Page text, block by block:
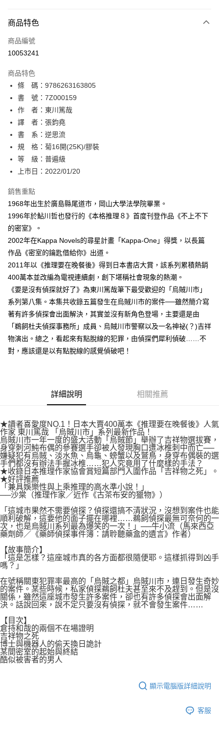
信用卡一次付款
超商取貨付款
相關說明
【關於「AFTEE先享後付」】
AFTEE先享後付是「在收到商品之後才付款」的支付方式。 讓您購物簡單
便利好安心！
１．簡單：不需註冊會員、不需綁卡、不需儲值。
２．便利：只要手機號碼，簡訊認證，即可結帳。
３．安心：先確認商品／服務後，再付款。
【「AFTEE先享後付」結帳流程】
１．於結帳方式選擇「AFTEE先享後付」後，將跳轉至「AFTEE先享後付」
結帳頁面，進行簡訊認證並確認金額後，即可完成結帳。
２．訂單成立數日內，您將收到繳費通知簡訊。
ATM／網路銀行／等多元方式進行付款，方視為交易完成。
※ 請注意：結帳手續完成當下不需立刻繳費，但若您需要取消訂單，請聯絡
購買商品的店家。未經商家同意取消之訂單仍視為有效，需透過AFTEE先享
後付繳納相關費用。
※ 交易是否成功請以「AFTEE先享後付 」之結帳頁面顯示為準，若有關於
是否繳費成功／繳費後需取消欲退款等相關疑問，請聯繫「AFTEE先享後付
【注意事項】
１．透過由恩沛科技股份有限公司提供之「AFTEE先享後付」服務完成之交
易，需依本服務之必要範圍內提供個人資料，並將交易相關給付款項請求債
權轉讓予恩沛科技股份有限公司。
２．關於個人資料處理事宜，請瀏覽以下網址：
３．未成年的使用者請事先徵得法定代理人或監護人之同意方可使用
「AFTEE先享後付」，若未經同意申辦者引起之損失，本公司不負相關責
任。
４．使用「AFTEE先享後付」時，將依據個別帳號之用戶狀況，依本公司即
時審查核予不同之上限額度；若仍有額度不足之情形，本公司將視審查結果
ATM付款
運送方式
全家取貨付款
每筆NT$80，滿NT$500(含以上)免運費
付款後全家取貨
每筆NT$80，滿NT$500(含以上)免運費
付款後萊爾富取貨
每筆NT$80，滿NT$500(含以上)免運費
7-11取貨付款
每筆NT$80，滿NT$500(含以上)免運費
付款後7-11取貨
每筆NT$80，滿NT$500(含以上)免運費
宅配
每筆NT$100，滿NT$800(含以上)免運費
國家/地區配送
商品特色
商品編號
10053241
商品特色
條 碼：9786263163805
書 號：7Z000159
作 者：東川篤哉
譯 者：張鈞堯
書 系：逆思流
規 格：菊16開(25K)/膠裝
等 級：普遍級
上市日：2022/01/20
銷售重點
1968年出生於廣島縣尾道市，岡山大學法學院畢業。
1996年於鮎川哲也發行的《本格推理８》首度刊登作品《不上不下
的密室》。
2002年在Kappa Novels的尋星計畫「Kappa-One」得獎，以長篇
作品《密室的鑰匙借給你》出道。
2011年以《推理要在晚餐後》得到日本書店大賞，該系列累積熱銷
400萬本並改編為電視連續劇，創下堪稱社會現象的熱潮。
《要是沒有偵探就好了》為東川篤哉筆下最受歡迎的「烏賊川市」
系列第八集。本集共收錄五篇發生在烏賊川市的案件──雖然簡介寫
著有許多偵探會出面解決，其實並沒有新角色登場，主要還是由
「鵜飼杜夫偵探事務所」成員、烏賊川市警察以及一名神祕(？)吉祥
物演出。總之，看起來有點脫線的犯罪，由偵探們犀利偵破……不
對，應該還是以有點脫線的感覺偵破吧！
詳細說明 相關推薦
★讀者喜愛度NO.1！日本大賣400萬本《推理要在晚餐後》人氣
作家 東川篤哉 「烏賊川市」系列最新作品！
烏賊川市一年一度的盛大活動「烏賊節」舉辦了吉祥物選拔賽，
身穿刺河魨布偶的參賽選手卻被人發現胸口遭冰椎刺中而亡──
嫌疑犯有烏賊、淡水魚、烏龜、螃蟹以及鷲鳥，身穿布偶裝的選
手們都沒有辦法手握冰椎……犯人究竟用了什麼樣的手法？
★收錄日本推理作家協會賞短篇部門入圍作品「吉祥物之死」。
★好評推薦
「兼具娛樂性與上乘推理的高水準小說！」
──沙棠（推理作家／近作《古茶布安的獵物》）
「這城市果然不需要偵探？偵探還搞不清狀況，沒想到案件也能
順利破解，這要他的面子擺在哪裡……鵜飼偵探最無可奈何的一
次，也是烏賊川系列最為爆笑的一次！」──牛小流（馬來西亞
藥劑師／《藥師偵探事件簿：請聆聽藥盒的遺言》作者）
【故事簡介】
「這是怎樣？這座城市真的各方面都很隨便耶。這樣抓得到凶手
嗎？」
在號稱關東犯罪率最高的「烏賊之都」烏賊川市，連日發生奇妙
的案件。某些時候，私家偵探鵜飼杜夫甚至來不及趕到。但是沒
關係，雖然這座城市發生許多案件，卻也有許多偵探會出面解
決。話說回來，說不定只要沒有偵探，就不會發生案件……
【目次】
倉持和哉的兩個不在場證明
吉祥物之死
博士與機器人的偷天換日詭計
某間密室的起始與終結
酷似被害者的男人
顯示電腦版詳細說明
客服